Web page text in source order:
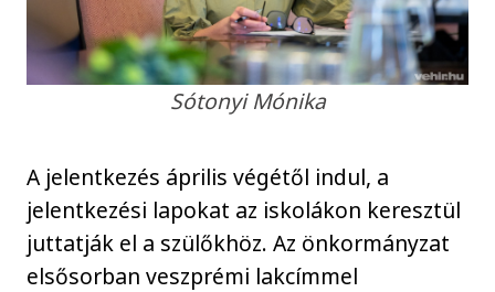
Sótonyi Mónika
A jelentkezés április végétől indul, a
jelentkezési lapokat az iskolákon keresztül
juttatják el a szülőkhöz. Az önkormányzat
elsősorban veszprémi lakcímmel